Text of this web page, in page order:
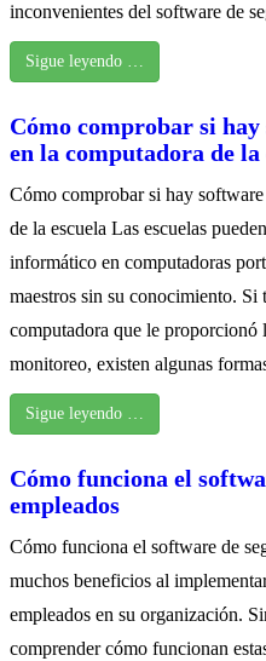
inconvenientes del software de
Sigue leyendo …
Cómo comprobar si
en la computadora de la
Cómo comprobar si hay
de la escuela Las escuelas
informático en computadoras
maestros sin su conocimiento. Si
computadora que le proporcionó
monitoreo, existen algunas
Sigue leyendo …
Cómo funciona el
empleados
Cómo funciona el software de
muchos beneficios al
empleados en su organización.
comprender cómo funcionan